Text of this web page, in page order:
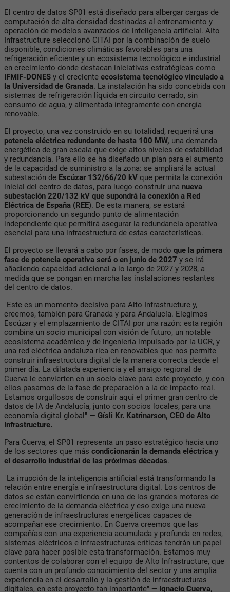
El centro de datos SP01 está diseñado para albergar cargas de
computación de alta densidad destinadas al entrenamiento y
operación de modelos avanzados de inteligencia artificial. Alto
Infrastructure seleccionó CITAI por la combinación de suelo
disponible, condiciones climáticas favorables para una
refrigeración eficiente y un ecosistema tecnológico e industrial
en crecimiento donde destacan iniciativas estratégicas como
IFMIF-DONES y el creciente ecosistema tecnológico vinculado a
la Universidad de Granada. La instalación ha sido concebida con
sistemas de refrigeración líquida en circuito cerrado, sin
consumo de agua, y alimentada íntegramente con energía
renovable.
El proyecto, una vez construido en su totalidad, requerirá una
potencia eléctrica redundante de hasta 100 MW, una demanda
energética de gran escala que exige altos niveles de estabilidad
y redundancia. Para ello se ha diseñado un plan para el aumento
de la capacidad de suministro a la zona: se ampliará la actual
subestación de Escúzar 132/66/20 kV que permita la conexión
inicial del centro de datos, para luego construir una nueva
subestación 220/132 kV que supondrá la conexión a Red
Eléctrica de España (REE). De esta manera, se estará
proporcionando un segundo punto de alimentación
independiente que permitirá asegurar la redundancia operativa
esencial para una infraestructura de estas características.
El proyecto se llevará a cabo por fases, de modo que la primera
fase de potencia operativa será o en junio de 2027 y se irá
añadiendo capacidad adicional a lo largo de 2027 y 2028, a
medida que se pongan en marcha las instalaciones restantes
del centro de datos.
"Este es un momento decisivo para Alto Infrastructure y,
creemos, también para Granada y para Andalucía. Elegimos
Escúzar y el emplazamiento de CITAI por una razón: esta región
combina un socio municipal con visión de futuro, un notable
ecosistema académico y de ingeniería impulsado por la UGR, y
una red eléctrica andaluza rica en renovables que nos permite
construir infraestructura digital de la manera correcta desde el
primer día. La dilatada experiencia y el arraigo regional de
Cuerva le convierten en un socio clave para este proyecto, y con
ellos pasamos de la fase de preparación a la de impacto real.
Estamos orgullosos de construir aquí el primer gran centro de
datos de IA de Andalucía, junto con socios locales, para una
economía digital global" — Gísli Kr. Katrinarson, CEO de Alto
Infrastructure.
Para Cuerva, el SP01 representa un paso estratégico hacia uno
de los sectores que más condicionarán la demanda eléctrica y
el desarrollo industrial de las próximas décadas.
"La irrupción de la inteligencia artificial está transformando la
relación entre energía e infraestructura digital. Los centros de
datos se están convirtiendo en uno de los grandes motores de
crecimiento de la demanda eléctrica y eso exige una nueva
generación de infraestructuras energéticas capaces de
acompañar ese crecimiento. En Cuerva creemos que las
compañías con una experiencia acumulada y profunda en redes,
sistemas eléctricos e infraestructuras críticas tendrán un papel
clave para hacer posible esta transformación. Estamos muy
contentos de colaborar con el equipo de Alto Infrastructure, que
cuenta con un profundo conocimiento del sector y una amplia
experiencia en el desarrollo y la gestión de infraestructuras
digitales, en este proyecto tan importante" — Ignacio Cuerva,